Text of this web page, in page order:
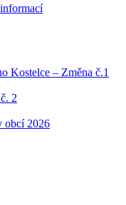
Kostelce – Změna č.1
2
obcí 2026